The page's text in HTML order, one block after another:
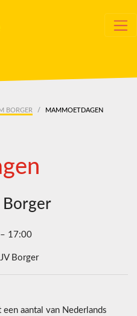
BORGER MAMMOETDAGEN
Borger
17:00
Borger
aantal van Nederlands